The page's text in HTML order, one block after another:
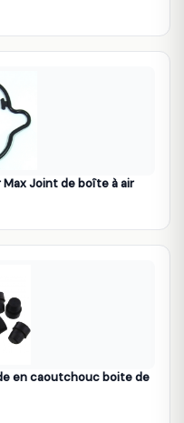
Joint de boîte à air
en caoutchouc boite de